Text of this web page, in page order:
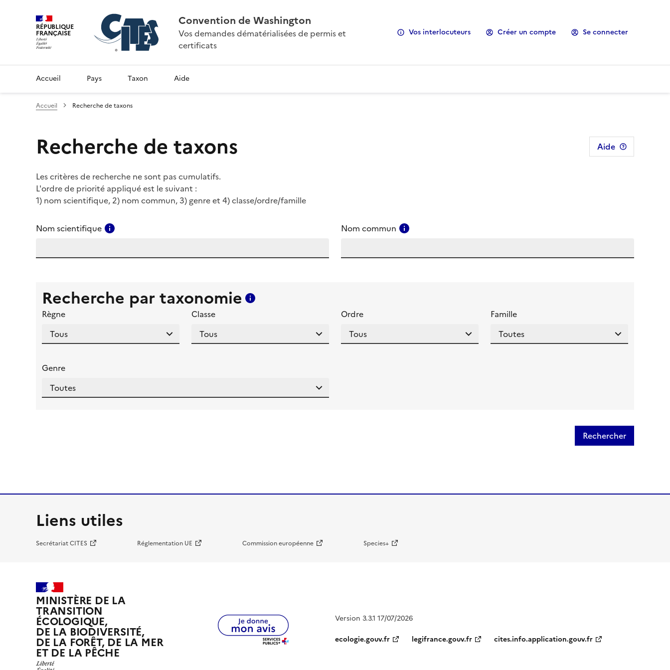
RÉPUBLIQUE
FRANÇAISE
Convention de Washington
Vos demandes dématérialisées de permis et
certificats
Vos interlocuteurs Créer un compte Se connecter
Accueil Pays Taxon Aide
Accueil Recherche de taxons
Recherche de taxons Aide
Les critères de recherche ne sont pas cumulatifs.
L'ordre de priorité appliqué est le suivant :
1) nom scientifique, 2) nom commun, 3) genre et 4) classe/ordre/famille
Nom scientifique Nom commun
Recherche par taxonomie
Règne
Classe Ordre Famille
Genre
Rechercher
Liens utiles
Secrétariat CITES Réglementation UE Commission européenne Species+
MINISTÈRE DE LA
TRANSITION
ÉCOLOGIQUE,
DE LA BIODIVERSITÉ,
DE LA FORÊT, DE LA MER
ET DE LA PÊCHE
Version 3.3.1 17/07/2026
ecologie.gouv.fr
legifrance.gouv.fr cites.info.application.gouv.fr